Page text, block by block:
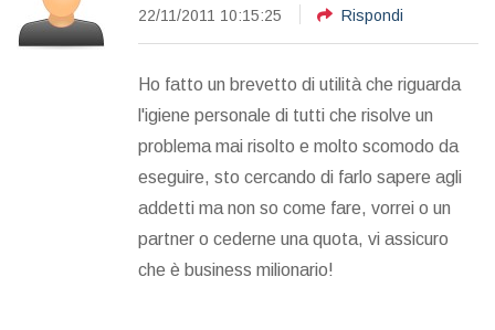
22/11/2011 10:15:25 Rispondi
Ho fatto un brevetto di utilità che riguarda
l'igiene personale di tutti che risolve un
problema mai risolto e molto scomodo da
eseguire, sto cercando di farlo sapere agli
addetti ma non so come fare, vorrei o un
partner o cederne una quota, vi assicuro
che è business milionario!